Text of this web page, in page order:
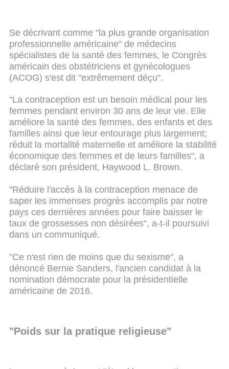
Se décrivant comme "la plus grande organisation
professionnelle américaine" de médecins
spécialistes de la santé des femmes, le Congrès
américain des obstétriciens et gynécologues
(ACOG) s'est dit "extrêmement déçu".
"La contraception est un besoin médical pour les
femmes pendant environ 30 ans de leur vie. Elle
améliore la santé des femmes, des enfants et des
familles ainsi que leur entourage plus largement;
réduit la mortalité maternelle et améliore la stabilité
économique des femmes et de leurs familles", a
déclaré son président, Haywood L. Brown.
"Réduire l'accès à la contraception menace de
saper les immenses progrès accomplis par notre
pays ces dernières années pour faire baisser le
taux de grossesses non désirées", a-t-il poursuivi
dans un communiqué.
"Ce n'est rien de moins que du sexisme", a
dénoncé Bernie Sanders, l'ancien candidat à la
nomination démocrate pour la présidentielle
américaine de 2016.
"Poids sur la pratique religieuse"